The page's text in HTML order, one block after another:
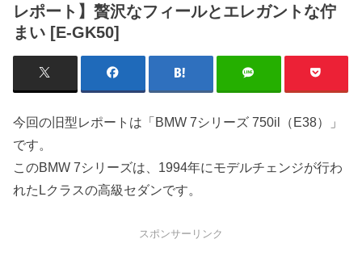
レポート】贅沢なフィールとエレガントな佇
まい [E-GK50]
今回の旧型レポートは「BMW 7シリーズ 750il（E38）」
です。
このBMW 7シリーズは、1994年にモデルチェンジが行わ
れたLクラスの高級セダンです。
スポンサーリンク